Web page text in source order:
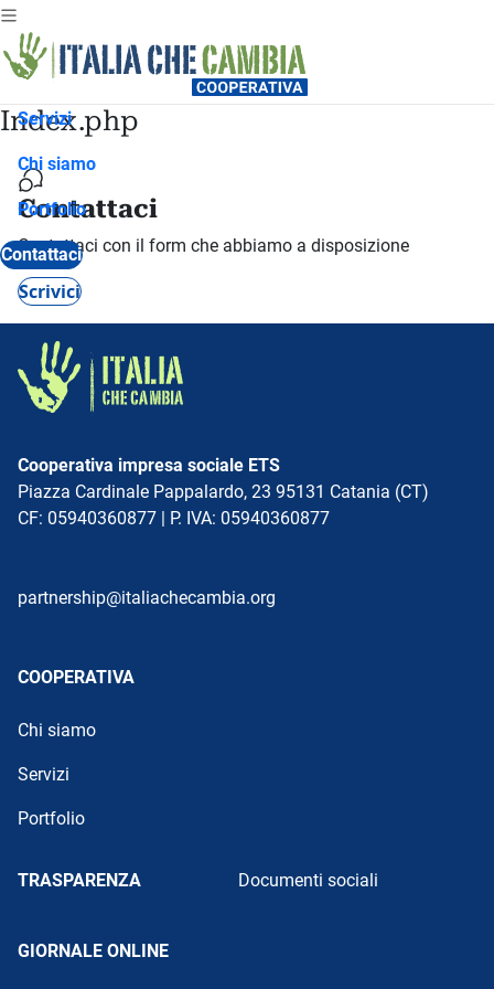
Servizi
Chi siamo
Portfolio
Contattaci
Index.php
Contattaci
Contattaci con il form che abbiamo a disposizione
Scrivici
Cooperativa impresa sociale ETS
Piazza Cardinale Pappalardo, 23 95131 Catania (CT)
CF: 05940360877 | P. IVA: 05940360877
partnership@italiachecambia.org
COOPERATIVA
Chi siamo
Servizi
Portfolio
TRASPARENZA Documenti sociali
GIORNALE ONLINE